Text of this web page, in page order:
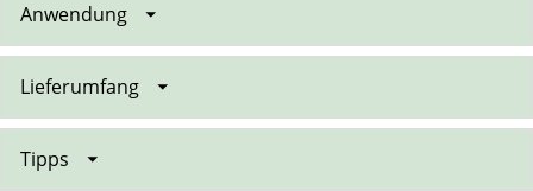
Anwendung
Lieferumfang
Tipps